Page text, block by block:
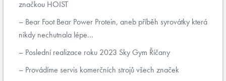
značkou HOIST
Bear Foot Bear Power Protein, aneb příběh syrovátky která
nikdy nechutnala lépe...
Poslední realizace roku 2023 Sky Gym Říčany
Provádíme servis komerčních strojů všech značek